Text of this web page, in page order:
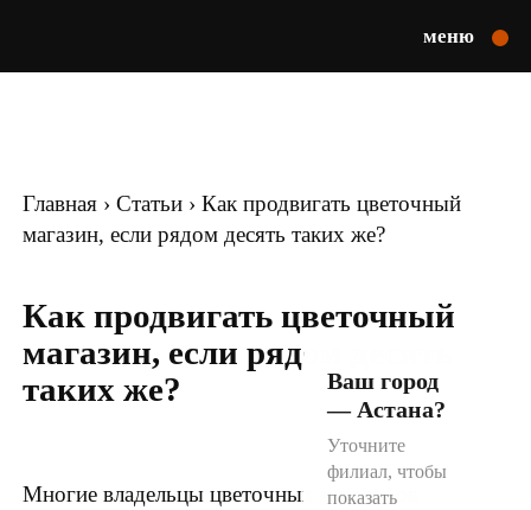
Ваш город
— Астана?
Уточните
филиал, чтобы
показать
меню
Главная ›Статьи ›Как продвигать цветочный
магазин, если рядом десять таких же?
Как продвигать цветочный
магазин, если рядом десять
таких же?
Многие владельцы цветочных магазинов